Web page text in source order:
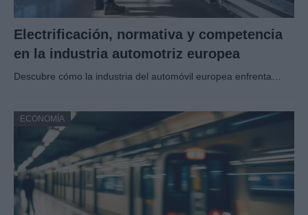
Electrificación, normativa y competencia
en la industria automotriz europea
Descubre cómo la industria del automóvil europea enfrenta…
ECONOMÍA